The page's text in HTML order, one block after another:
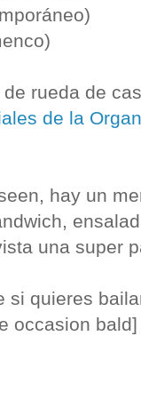
rueda de
de la
hay un
una super
si quieres
occasion bald]